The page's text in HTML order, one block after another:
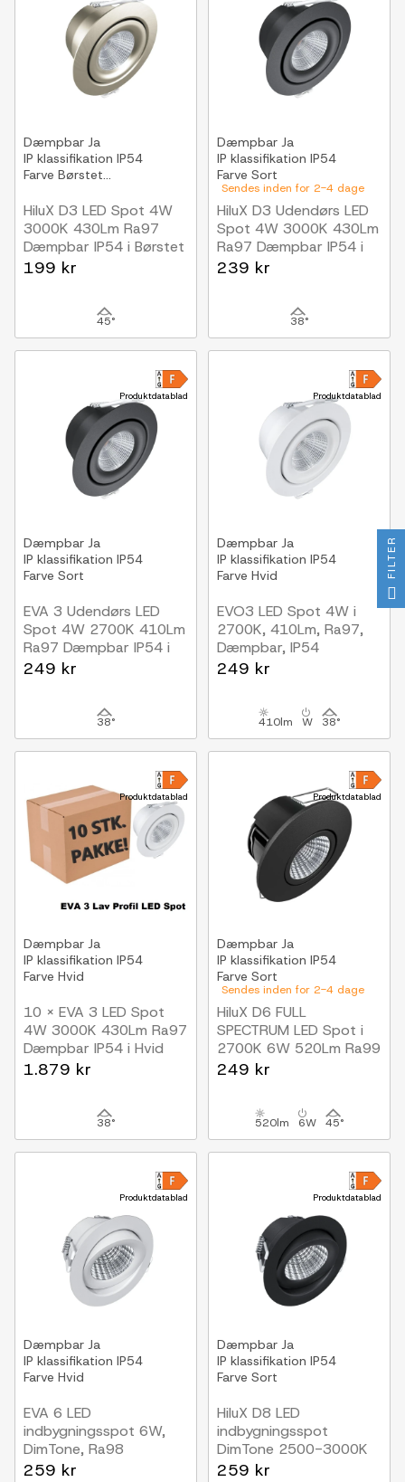
Dæmpbar Ja
IP klassifikation IP54
Farve Børstet...
HiluX D3 LED Spot 4W
3000K 430Lm Ra97
Dæmpbar IP54 i Børstet
199 kr
45°
Sendes inden for 2-4 dage
Dæmpbar Ja
IP klassifikation IP54
Farve Sort
HiluX D3 Udendørs LED
Spot 4W 3000K 430Lm
Ra97 Dæmpbar IP54 i
Sort
239 kr
38°
Produktdatablad
Dæmpbar Ja
IP klassifikation IP54
Farve Sort
EVA 3 Udendørs LED
Spot 4W 2700K 410Lm
Ra97 Dæmpbar IP54 i
Sort
249 kr
38°
Produktdatablad
Dæmpbar Ja
IP klassifikation IP54
Farve Hvid
EVO3 LED Spot 4W i
2700K, 410Lm, Ra97,
Dæmpbar, IP54
Hvid (inde/Udendørs)
249 kr
410lm W 38°
Produktdatablad
Dæmpbar Ja
IP klassifikation IP54
Farve Hvid
10 x EVA 3 LED Spot
4W 3000K 430Lm Ra97
Dæmpbar IP54 i Hvid
(inde/Udendørs)
1.879 kr
38°
Produktdatablad
Sendes inden for 2-4 dage
Dæmpbar Ja
IP klassifikation IP54
Farve Sort
HiluX D6 FULL
SPECTRUM LED Spot i
2700K 6W 520Lm Ra99
Dim
249 kr
520lm 6W 45°
Produktdatablad
Dæmpbar Ja
IP klassifikation IP54
Farve Hvid
EVA 6 LED
indbygningsspot 6W,
DimTone, Ra98
Hvid
259 kr
Produktdatablad
Dæmpbar Ja
IP klassifikation IP54
Farve Sort
HiluX D8 LED
indbygningsspot
DimTone 2500-3000K
6W 480Lm Ra98
259 kr
FILTER